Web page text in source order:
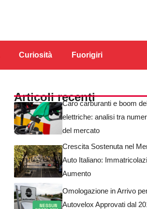
Curiosità Fuorigiri
Articoli recentiCaro carburanti e boom
elettriche: analisi tra
del mercato
Crescita Sostenuta nel
Auto Italiano:
Aumento
Omologazione in Arrivo
Autovelox Approvati dal